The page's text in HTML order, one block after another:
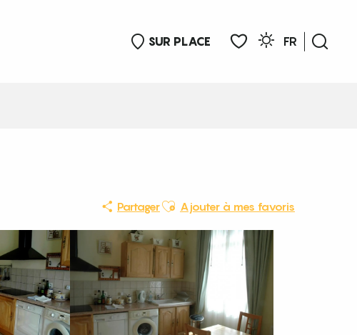
SUR PLACE
FR
PartagerAjouter aux favoris
Ajouter à mes favoris